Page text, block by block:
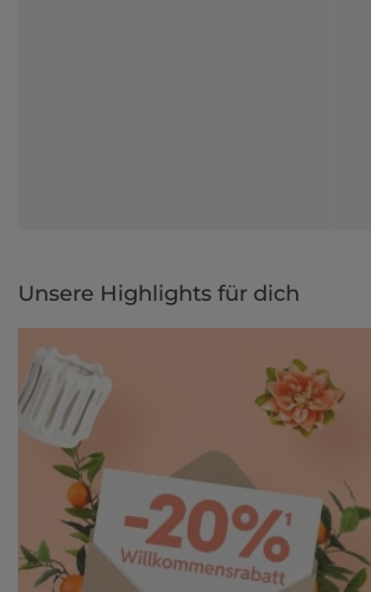
Unsere Highlights für dich